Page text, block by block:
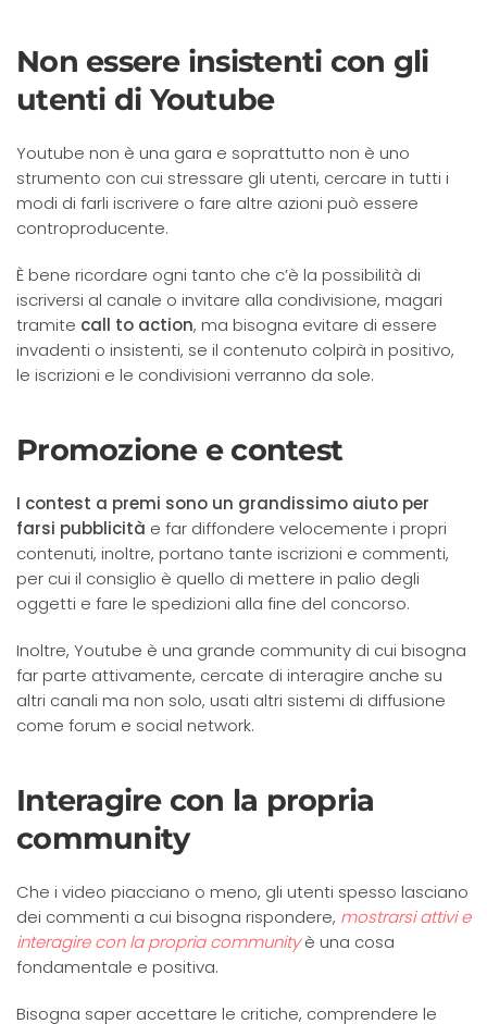
Non essere insistenti con gli
utenti di Youtube
Youtube non è una gara e soprattutto non è uno
strumento con cui stressare gli utenti, cercare in tutti i
modi di farli iscrivere o fare altre azioni può essere
controproducente.
È bene ricordare ogni tanto che c’è la possibilità di
iscriversi al canale o invitare alla condivisione, magari
tramite call to action, ma bisogna evitare di essere
invadenti o insistenti, se il contenuto colpirà in positivo,
le iscrizioni e le condivisioni verranno da sole.
Promozione e contest
I contest a premi sono un grandissimo aiuto per
farsi pubblicità e far diffondere velocemente i propri
contenuti, inoltre, portano tante iscrizioni e commenti,
per cui il consiglio è quello di mettere in palio degli
oggetti e fare le spedizioni alla fine del concorso.
Inoltre, Youtube è una grande community di cui bisogna
far parte attivamente, cercate di interagire anche su
altri canali ma non solo, usati altri sistemi di diffusione
come forum e social network.
Interagire con la propria
community
Che i video piacciano o meno, gli utenti spesso lasciano
dei commenti a cui bisogna rispondere, mostrarsi attivi e
interagire con la propria communityè una cosa
fondamentale e positiva.
Bisogna saper accettare le critiche, comprendere le